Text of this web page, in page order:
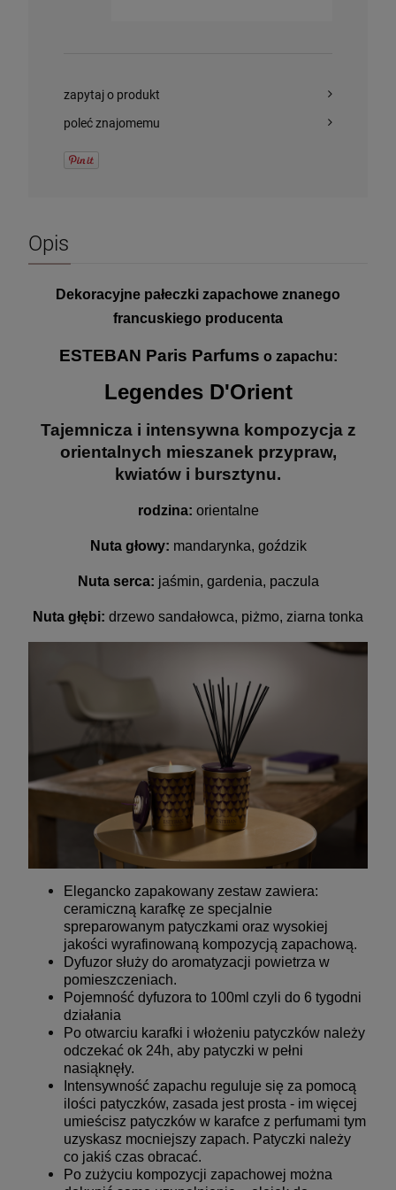
zapytaj o produkt
poleć znajomemu
Opis
Dekoracyjne pałeczki zapachowe znanego
francuskiego producenta
ESTEBAN Paris Parfums o zapachu:
Legendes D'Orient
Tajemnicza i intensywna kompozycja z
orientalnych mieszanek przypraw,
kwiatów i bursztynu.
rodzina: orientalne
Nuta głowy: mandarynka, goździk
Nuta serca: jaśmin, gardenia, paczula
Nuta głębi: drzewo sandałowca, piżmo, ziarna tonka
Elegancko zapakowany zestaw zawiera:
ceramiczną karafkę ze specjalnie
spreparowanym patyczkami oraz wysokiej
jakości wyrafinowaną kompozycją zapachową.
Dyfuzor służy do aromatyzacji powietrza w
pomieszczeniach.
Pojemność dyfuzora to 100ml czyli do 6 tygodni
działania
Po otwarciu karafki i włożeniu patyczków należy
odczekać ok 24h, aby patyczki w pełni
nasiąknęły.
Intensywność zapachu reguluje się za pomocą
ilości patyczków, zasada jest prosta - im więcej
umieścisz patyczków w karafce z perfumami tym
uzyskasz mocniejszy zapach. Patyczki należy
co jakiś czas obracać.
Po zużyciu kompozycji zapachowej można